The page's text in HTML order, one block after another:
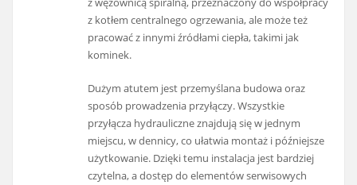
z kotłem centralnego ogrzewania, ale może też
pracować z innymi źródłami ciepła, takimi jak
kominek.
Dużym atutem jest przemyślana budowa oraz
sposób prowadzenia przyłączy. Wszystkie
przyłącza hydrauliczne znajdują się w jednym
miejscu, w dennicy, co ułatwia montaż i późniejsze
użytkowanie. Dzięki temu instalacja jest bardziej
czytelna, a dostęp do elementów serwisowych